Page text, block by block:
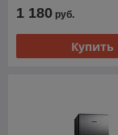
1 180 руб.
Купить